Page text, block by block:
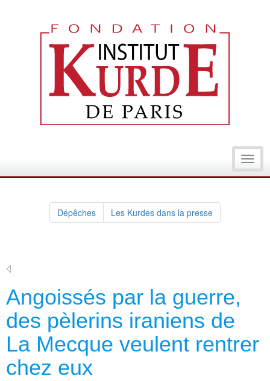
Dépêches Les Kurdes dans la presse
Angoissés par la guerre,
des pèlerins iraniens de
La Mecque veulent rentrer
chez eux